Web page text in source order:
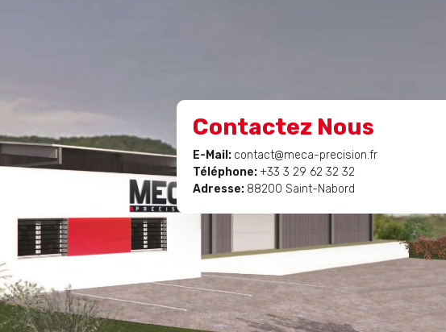
Contactez Nous
E-Mail: contact@meca-precision.fr
Téléphone:+33 3 29 62 32 32
Adresse: 88200 Saint-Nabord